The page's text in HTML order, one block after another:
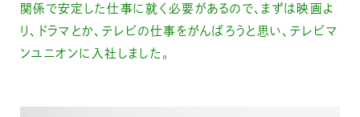
関係で安定した仕事に就く必要があるので、まずは映画よ
り、ドラマとか、テレビの仕事をがんばろうと思い、テレビマ
ンユニオンに入社しました。